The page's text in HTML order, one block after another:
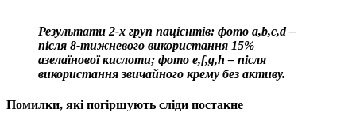
Результати 2-х груп пацієнтів: фото a,b,c,d –
після 8-тижневого використання 15%
азелаїнової кислоти; фото e,f,g,h – після
використання звичайного крему без активу.
Помилки, які погіршують сліди постакне